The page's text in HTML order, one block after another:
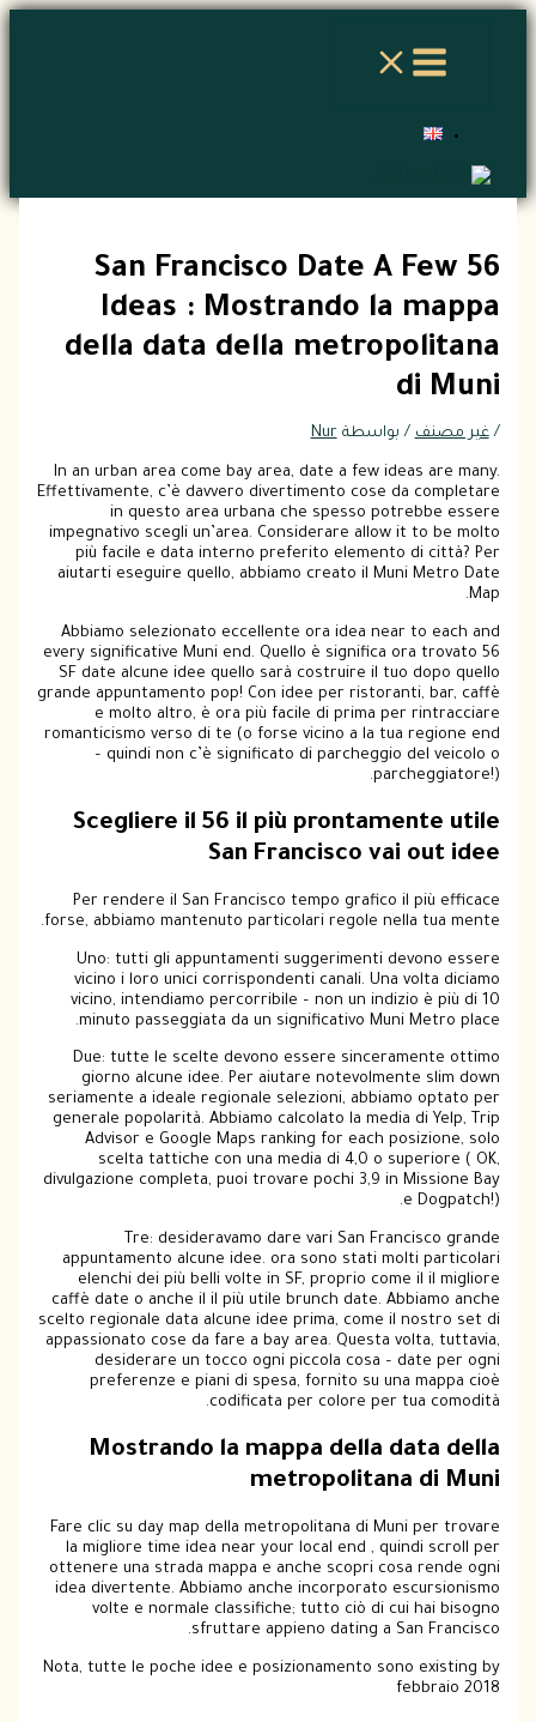
تخطي
56 San Francisco Date A Few
Ideas : Mostrando la mappa
della data della metropolitana
di Muni
/غير مصنف / بواسطة Nur
In an urban area come bay area, date a few ideas are many.
Effettivamente, c’è davvero divertimento cose da completare
in questo area urbana che spesso potrebbe essere
impegnativo scegli un’area. Considerare allow it to be molto
più facile e data interno preferito elemento di città? Per
aiutarti eseguire quello, abbiamo creato il Muni Metro Date
Map.
Abbiamo selezionato eccellente ora idea near to each and
every significative Muni end. Quello è significa ora trovato 56
SF date alcune idee quello sarà costruire il tuo dopo quello
grande appuntamento pop! Con idee per ristoranti, bar, caffè
e molto altro, è ora più facile di prima per rintracciare
romanticismo verso di te (o forse vicino a la tua regione end
– quindi non c’è significato di parcheggio del veicolo o
parcheggiatore!).
Scegliere il 56 il più prontamente utile
San Francisco vai out idee
Per rendere il San Francisco tempo grafico il più efficace
forse, abbiamo mantenuto particolari regole nella tua mente.
Uno: tutti gli appuntamenti suggerimenti devono essere
vicino i loro unici corrispondenti canali. Una volta diciamo
vicino, intendiamo percorribile – non un indizio è più di 10
minuto passeggiata da un significativo Muni Metro place.
Due: tutte le scelte devono essere sinceramente ottimo
giorno alcune idee. Per aiutare notevolmente slim down
seriamente a ideale regionale selezioni, abbiamo optato per
generale popolarità. Abbiamo calcolato la media di Yelp, Trip
Advisor e Google Maps ranking for each posizione, solo
scelta tattiche con una media di 4,0 o superiore ( OK,
divulgazione completa, puoi trovare pochi 3,9 in Missione Bay
e Dogpatch!).
Tre: desideravamo dare vari San Francisco grande
appuntamento alcune idee. ora sono stati molti particolari
elenchi dei più belli volte in SF, proprio come il il migliore
caffè date o anche il il più utile brunch date. Abbiamo anche
scelto regionale data alcune idee prima, come il nostro set di
appassionato cose da fare a bay area. Questa volta, tuttavia,
desiderare un tocco ogni piccola cosa – date per ogni
preferenze e piani di spesa, fornito su una mappa cioè
codificata per colore per tua comodità.
Mostrando la mappa della data della
metropolitana di Muni
Fare clic su day map della metropolitana di Muni per trovare
la migliore time idea near your local end , quindi scroll per
ottenere una strada mappa e anche scopri cosa rende ogni
idea divertente. Abbiamo anche incorporato escursionismo
volte e normale classifiche; tutto ciò di cui hai bisogno
sfruttare appieno dating a San Francisco.
Nota, tutte le poche idee e posizionamento sono existing by
febbraio 2018